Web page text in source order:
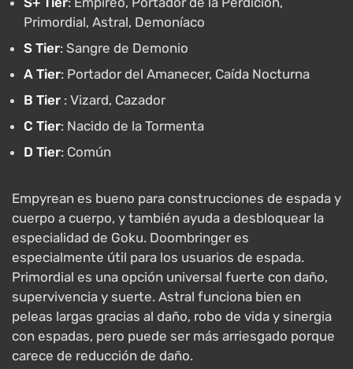
Primordial, Astral, Demoníaco
S Tier: Sangre de Demonio
A Tier: Portador del Amanecer, Caída Nocturna
B Tier : Vizard, Cazador
C Tier: Nacido de la Tormenta
D Tier: Común
Empyrean es bueno para construcciones de espada y
cuerpo a cuerpo, y también ayuda a desbloquear la
especialidad de Goku. Doombringer es
especialmente útil para los usuarios de espada.
Primordial es una opción universal fuerte con daño,
supervivencia y suerte. Astral funciona bien en
peleas largas gracias al daño, robo de vida y sinergia
con espadas, pero puede ser más arriesgado porque
carece de reducción de daño.